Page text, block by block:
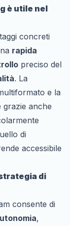
è utile nel
concreti
rapida
preciso del
. La
e la
grazie anche
di
accessibile
di
consente di
,